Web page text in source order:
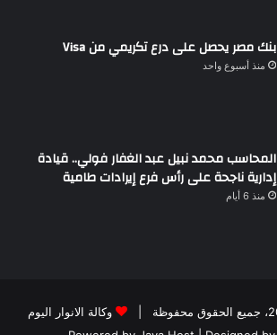
بنك مصر يحصل على درع تكريمي من Visa
منذ أسبوع واحد
المحاسب محمد نبيل عبد الغفار فولي.. قيادة
إدارية ناجحة على رأس فرع إيرادات طامية
منذ 6 أيام
وكالة الانوار اليوم